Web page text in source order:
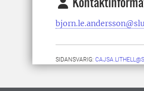
SIDANSVARIG: